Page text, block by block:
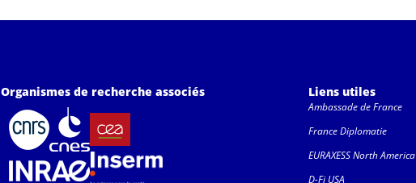
Organismes de recherche associés Liens utiles
Ambassade de France
France Diplomatie
EURAXESS North America
D-Fi USA